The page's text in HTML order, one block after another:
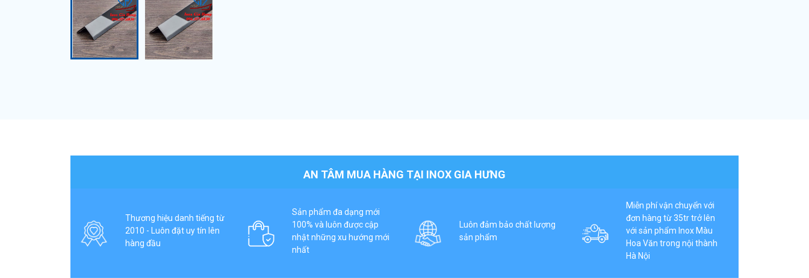
AN TÂM MUA HÀNG TẠI INOX GIA HƯNG
Thương hiệu danh tiếng từ
2010 - Luôn đặt uy tín lên
hàng đầu
Sản phẩm đa dạng mới
100% và luôn được cập
nhật những xu hướng mới
nhất
Luôn đảm bảo chất lượng
sản phẩm
Miễn phí vận chuyển với
đơn hàng từ 35tr trở lên
với sản phẩm Inox Màu
Hoa Văn trong nội thành
Hà Nội